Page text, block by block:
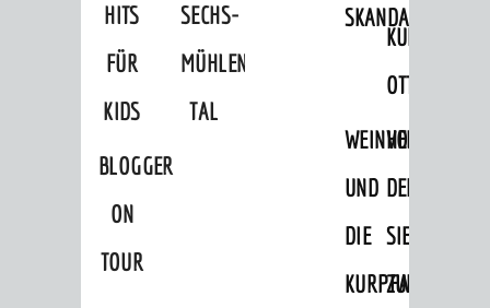
HITS
FÜR
KIDS
SECHS-
MÜHLEN-
TAL
BLOGGER
ON
TOUR
SKANDALÖS
KURFÜRST
OTTHEINRICH
WEINHEIM
UND
DIE
KURPFALZ
VON
DER
SIEDLUNG
ZUR